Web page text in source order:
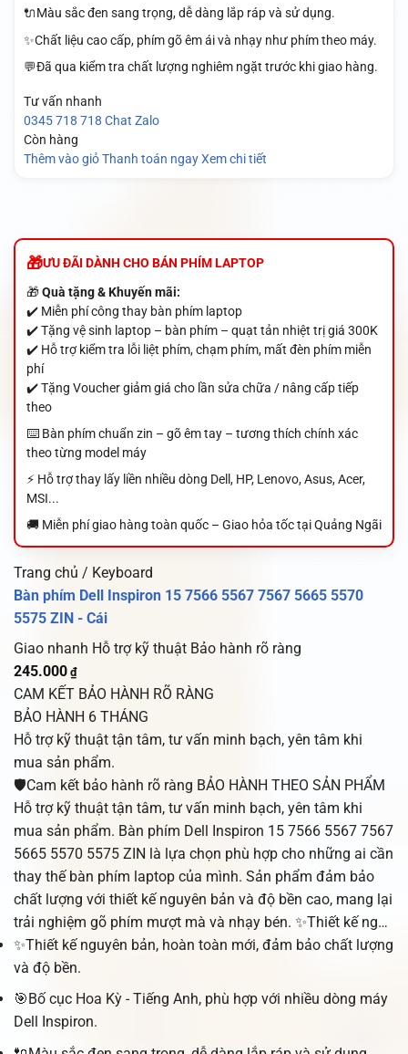
🔌Màu sắc đen sang trọng, dễ dàng lắp ráp và sử dụng.
✨Chất liệu cao cấp, phím gõ êm ái và nhạy như phím theo máy.
💬Đã qua kiểm tra chất lượng nghiêm ngặt trước khi giao hàng.
Tư vấn nhanh
0345 718 718 Chat Zalo
Còn hàng
Thêm vào giỏ Thanh toán ngay Xem chi tiết
ƯU ĐÃI DÀNH CHO BÁN PHÍM LAPTOP
🎁Quà tặng & Khuyến mãi:
✔️ Miễn phí công thay bàn phím laptop
✔️ Tặng vệ sinh laptop – bàn phím – quạt tản nhiệt trị giá 300K
✔️ Hỗ trợ kiểm tra lỗi liệt phím, chạm phím, mất đèn phím miễn
phí
✔️ Tặng Voucher giảm giá cho lần sửa chữa / nâng cấp tiếp
theo
⌨️ Bàn phím chuẩn zin – gõ êm tay – tương thích chính xác
theo từng model máy
⚡ Hỗ trợ thay lấy liền nhiều dòng Dell, HP, Lenovo, Asus, Acer,
MSI...
🚚 Miễn phí giao hàng toàn quốc – Giao hỏa tốc tại Quảng Ngãi
Trang chủ / Keyboard
Bàn phím Dell Inspiron 15 7566 5567 7567 5665 5570
5575 ZIN - Cái
Giao nhanh Hỗ trợ kỹ thuật Bảo hành rõ ràng
245.000 ₫
CAM KẾT BẢO HÀNH RÕ RÀNG
BẢO HÀNH 6 THÁNG
Hỗ trợ kỹ thuật tận tâm, tư vấn minh bạch, yên tâm khi
mua sản phẩm.
🛡️Cam kết bảo hành rõ ràng BẢO HÀNH THEO SẢN PHẨM
Hỗ trợ kỹ thuật tận tâm, tư vấn minh bạch, yên tâm khi
mua sản phẩm. Bàn phím Dell Inspiron 15 7566 5567 7567
5665 5570 5575 ZIN là lựa chọn phù hợp cho những ai cần
thay thế bàn phím laptop của mình. Sản phẩm đảm bảo
chất lượng với thiết kế nguyên bản và độ bền cao, mang lại
trải nghiệm gõ phím mượt mà và nhạy bén. ✨Thiết kế ng…
✨Thiết kế nguyên bản, hoàn toàn mới, đảm bảo chất lượng
và độ bền.
🎯Bố cục Hoa Kỳ - Tiếng Anh, phù hợp với nhiều dòng máy
Dell Inspiron.